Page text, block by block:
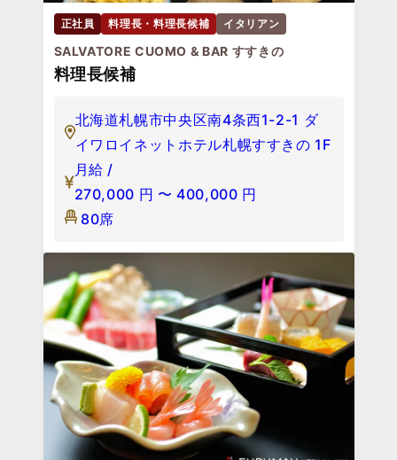
正社員 料理長・料理長候補 イタリアン
SALVATORE CUOMO & BAR すすきの
料理長候補
北海道札幌市中央区南4条西1-2-1 ダ
イワロイネットホテル札幌すすきの 1F
月給 /
270,000 円 〜 400,000 円
80席